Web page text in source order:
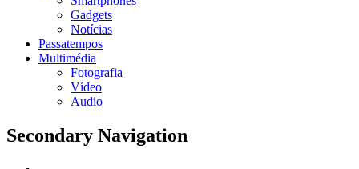
Gadgets
Notícias
Passatempos
Multimédia
Fotografia
Vídeo
Audio
Secondary Navigation